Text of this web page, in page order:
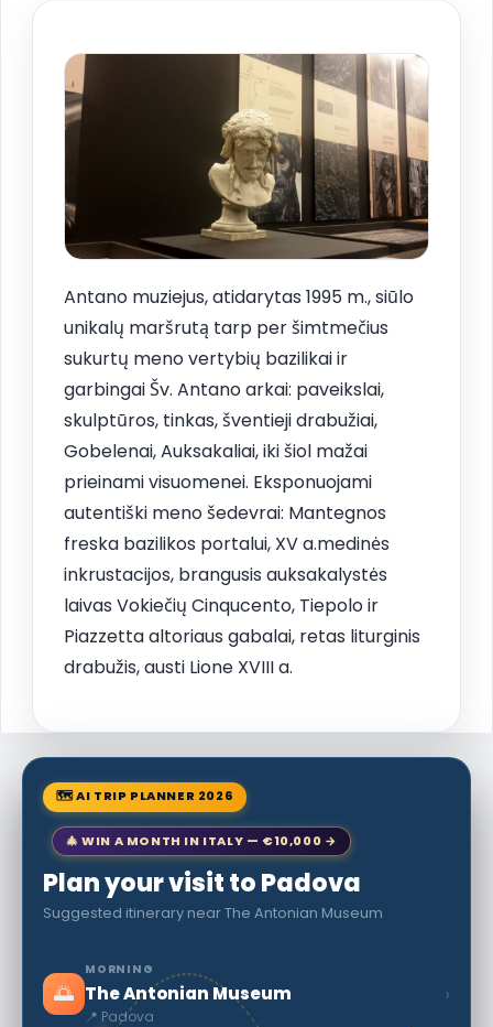
Antano muziejus, atidarytas 1995 m., siūlo
unikalų maršrutą tarp per šimtmečius
sukurtų meno vertybių bazilikai ir
garbingai Šv. Antano arkai: paveikslai,
skulptūros, tinkas, šventieji drabužiai,
Gobelenai, Auksakaliai, iki šiol mažai
prieinami visuomenei. Eksponuojami
autentiški meno šedevrai: Mantegnos
freska bazilikos portalui, XV a.medinės
inkrustacijos, brangusis auksakalystės
laivas Vokiečių Cinqucento, Tiepolo ir
Piazzetta altoriaus gabalai, retas liturginis
drabužis, austi Lione XVIII a.
🗺 AI TRIP PLANNER 2026
🎄 WIN A MONTH IN ITALY — €10,000 →
Plan your visit to Padova
Suggested itinerary near The Antonian Museum
🌅
MORNING
The Antonian Museum
📍 Padova
›